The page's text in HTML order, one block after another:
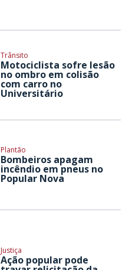
Trânsito
Motociclista sofre lesão
no ombro em colisão
com carro no
Universitário
Plantão
Bombeiros apagam
incêndio em pneus no
Popular Nova
Justiça
Ação popular pode